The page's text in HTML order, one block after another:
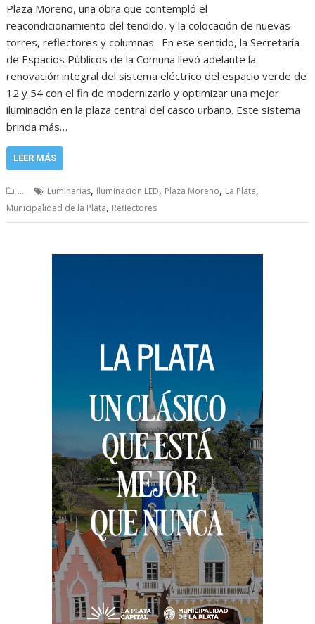
Plaza Moreno, una obra que contempló el
reacondicionamiento del tendido, y la colocación de nuevas
torres, reflectores y columnas. En ese sentido, la Secretaría
de Espacios Públicos de la Comuna llevó adelante la
renovación integral del sistema eléctrico del espacio verde de
12 y 54 con el fin de modernizarlo y optimizar una mejor
iluminación en la plaza central del casco urbano. Este sistema
brinda más…
LEER MÁS
... Luminarias, Iluminacion LED, Plaza Moreno, La Plata,
Municipalidad de la Plata, Reflectores